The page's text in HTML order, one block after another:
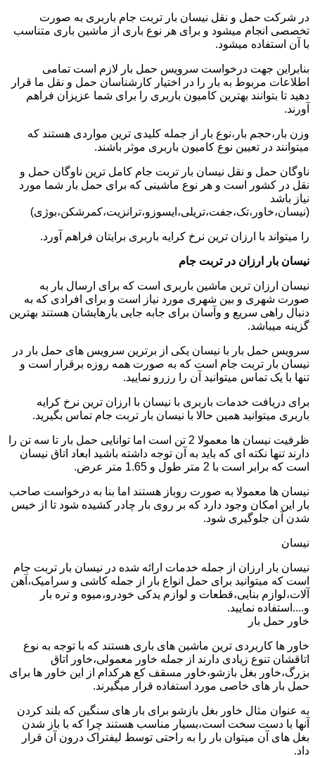
در شرکت حمل و نقل نیسان بار تربت جام باربری به صورت
تخصصی انجام میشود و برای هر نوع باری از ماشین باری متناسب
با آن استفاده میشود.
بنابراین جهت درخواست سرویس حمل بار لازم است تمامی
اطلاعات مربوط به بار را در اختیار کارشناسان حمل و نقل ما قرار
دهید تا بتوانند بهترین کامیون باربری را برای شما عزیزان فراهم
آورند.
وزن بار،حجم بار،نوع بار از جمله کلیدی ترین مواردی هستند که
میتوانند در تعیین نوع کامیون باربری موثر باشند.
ناوگان حمل و نقل نیسان بار تربت جام کامل ترین ناوگان حمل و
نقل در کشور است و هر نوع ماشینی که برای حمل بار شما مورد
نیاز باشد
(نیسان،خاور،تک،جفت،تریلی،ایسوزو،ترانزیت،کمرشکن،بوژی)
را میتواند با ارزان ترین نرخ کرایه باربری برایتان فراهم آورد.
نیسان بار ارزان در تربت جام
نیسان ارزان ترین ماشین باربری است که برای ارسال بار به
صورت شهری و بین شهری مورد نیاز است و برای افرادی که به
دنبال راهی سریع و وآسان برای جابه جایی بارهایشان هستند بهترین
گزینه میباشد.
سرویس حمل بار با نیسان یکی از برترین سرویس های حمل بار در
نیسان بار تربت جام است که به صورت همه روزه برقرار است و
تنها با یک تماس میتوانید آن را رزرو نمایید.
برای دریافت خدمات باربری با نیسان با ارزان ترین نرخ کرایه
باربری میتوانید همین حالا با نیسان بار تربت جام تماس بگیرید.
ظرفیت نیسان ها معمولا 2 تن است اما توانایی حمل بار تا سه تن را
دارند تنها نکته ای که باید به آن توجه داشته باشید ابعاد اتاق نیسان
است که برابر است با 2 متر طول و 1.65 متر عرض.
نیسان ها معمولا به صورت روباز هستند اما بنا به درخواست صاحب
بار این امکان وجود دارد که بر روی بار چادر کشیده شود تا از خیس
شدن آن جلوگیری شود.
نیسان
نیسان بار ارزان از جمله خدمات ارائه شده در نیسان بار تربت جام
است که میتوانید برای حمل انواع بار از جمله کاشی و سرامیک،آهن
آلات،لوازم بنایی،قطعات و لوازم یدکی خودرو،میوه و تره بار
و....استفاده نمایید.
خاور حمل بار
خاور ها کاربردی ترین ماشین های باری هستند که با توجه به نوع
اتاقشان تنوع زیادی دارند از جمله خاور معمولی،خاور اتاق
بزرگ،خاور بغل بازشو،خاور مسقف کع هرکدام از این خاور ها برای
حمل بار های خاصی مورد استفاده قرار میگیرند.
به عنوان مثال خاور بغل بازشو برای بار های سنگین که بلند کردن
آنها با دست سخت است،بسیار مناسب هستند چرا که با باز شدن
بغل های آن میتوان بار را به راحتی توسط لیفتراک درون آن قرار
داد.